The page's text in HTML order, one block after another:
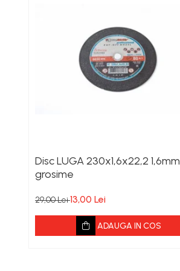
Disc LUGA 230x1,6x22,2 1,6mm
grosime
29,00 Lei13,00 Lei
ADAUGA IN COS